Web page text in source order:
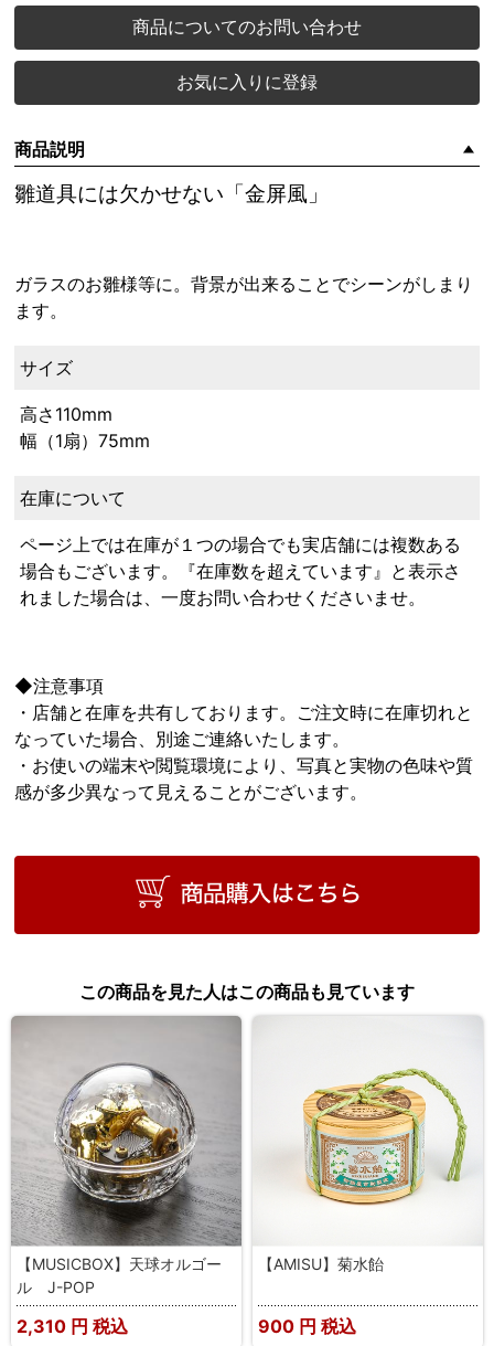
商品についてのお問い合わせ
お気に入りに登録
商品説明
雛道具には欠かせない「金屏風」
ガラスのお雛様等に。背景が出来ることでシーンがしまり
ます。
サイズ
高さ110mm
幅（1扇）75mm
在庫について
ページ上では在庫が１つの場合でも実店舗には複数ある
場合もございます。『在庫数を超えています』と表示さ
れました場合は、一度お問い合わせくださいませ。
◆注意事項
・店舗と在庫を共有しております。ご注文時に在庫切れと
なっていた場合、別途ご連絡いたします。
・お使いの端末や閲覧環境により、写真と実物の色味や質
感が多少異なって見えることがございます。
この商品を見た人はこの商品も見ています
【MUSICBOX】天球オルゴー
ル J-POP
2,310 円 税込
【AMISU】菊水飴
900 円 税込